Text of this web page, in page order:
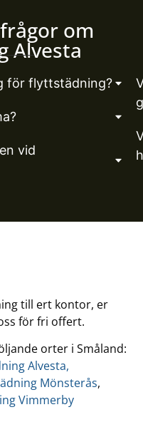
om
Alvesta
för flyttstädning?
vid
till ert kontor, er
för fri offert.
orter i Småland:
Alvesta,
Mönsterås,
Vimmerby